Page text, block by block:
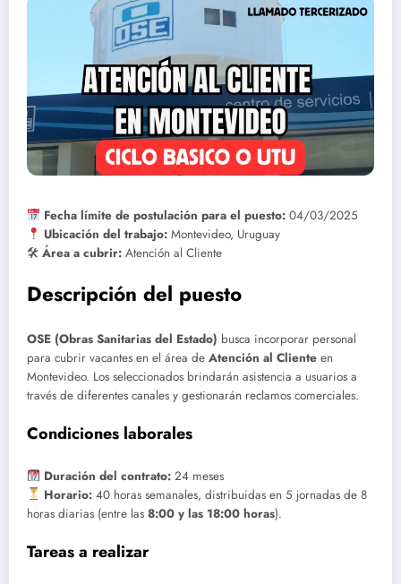
Fecha límite de postulación para el puesto: 04/03/2025
Ubicación del trabajo: Montevideo, Uruguay
🛠 Área a cubrir: Atención al Cliente
Descripción del puesto
OSE (Obras Sanitarias del Estado) busca incorporar personal
para cubrir vacantes en el área de Atención al Cliente en
Montevideo. Los seleccionados brindarán asistencia a usuarios a
través de diferentes canales y gestionarán reclamos comerciales.
Condiciones laborales
Duración del contrato: 24 meses
Horario: 40 horas semanales, distribuidas en 5 jornadas de 8
horas diarias (entre las 8:00 y las 18:00 horas).
Tareas a realizar